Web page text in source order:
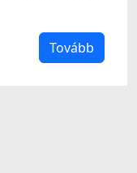
Tovább